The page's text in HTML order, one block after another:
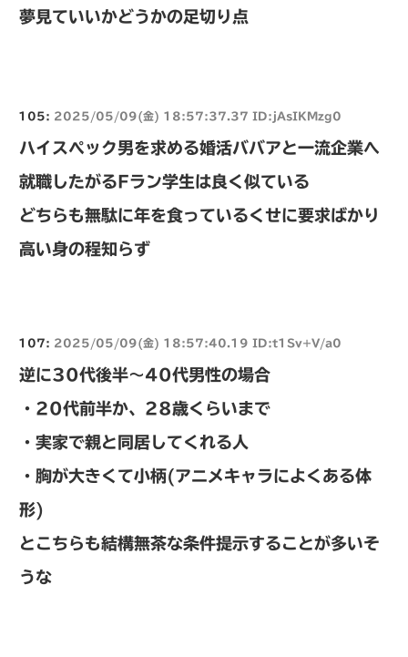
夢見ていいかどうかの足切り点
105: 2025/05/09(金) 18:57:37.37 ID:jAsIKMzg0
ハイスペック男を求める婚活ババアと一流企業へ
就職したがるFラン学生は良く似ている
どちらも無駄に年を食っているくせに要求ばかり
高い身の程知らず
107: 2025/05/09(金) 18:57:40.19 ID:t1Sv+V/a0
逆に30代後半～40代男性の場合
・20代前半か、28歳くらいまで
・実家で親と同居してくれる人
・胸が大きくて小柄(アニメキャラによくある体
形)
とこちらも結構無茶な条件提示することが多いそ
うな